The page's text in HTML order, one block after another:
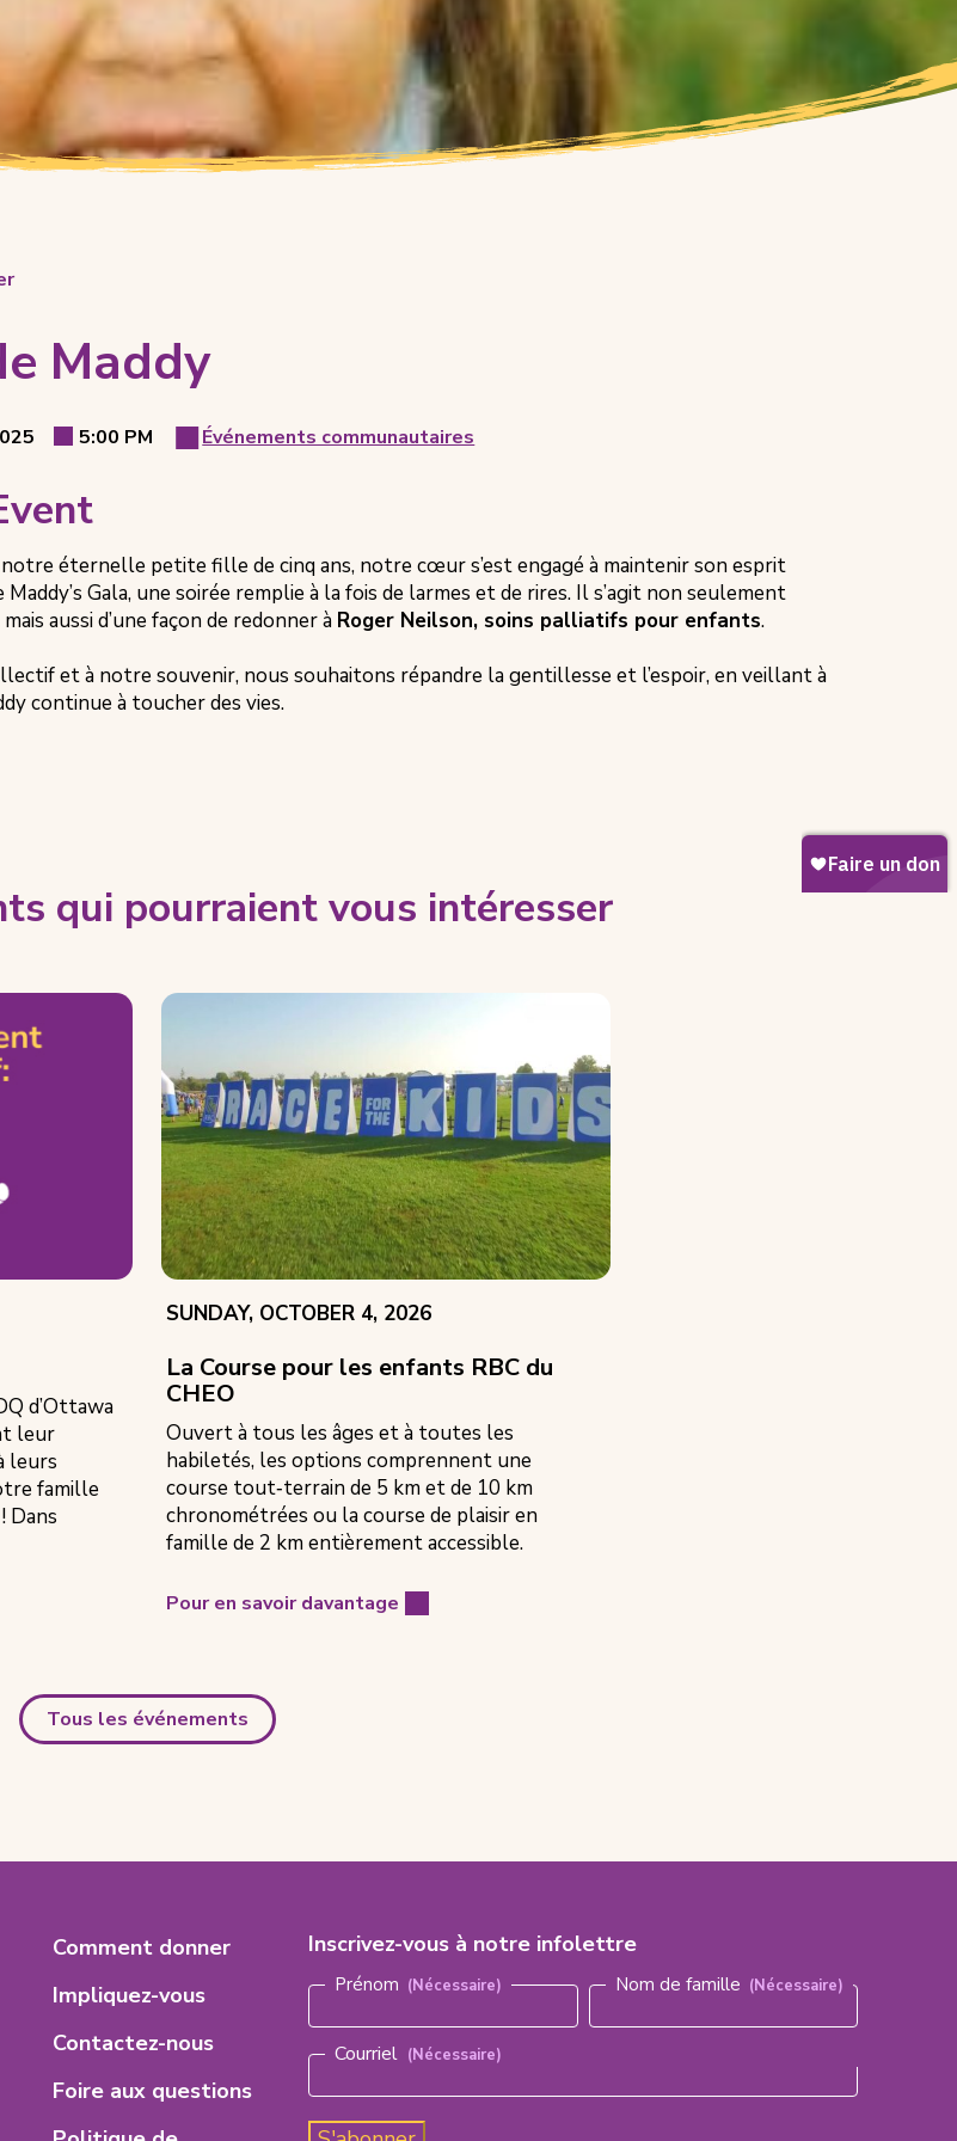
Maddy
Time
5:00 PM Événements communautaires
notre éternelle petite fille de cinq ans, notre cœur s’est engagé à maintenir son esprit
Gala, une soirée remplie à la fois de larmes et de rires. Il s’agit non seulement
aussi d’une façon de redonner à Roger Neilson, soins palliatifs pour enfants.
et à notre souvenir, nous souhaitons répandre la gentillesse et l’espoir, en veillant à
continue à toucher des vies.
qui pourraient vous intéresser
d’Ottawa
leur
leurs
famille
Dans
EVENT
SUNDAY, OCTOBER 4, 2026
La Course pour les enfants RBC du
CHEO
Ouvert à tous les âges et à toutes les
habiletés, les options comprennent une
course tout‑terrain de 5 km et de 10 km
chronométrées ou la course de plaisir en
famille de 2 km entièrement accessible.
Pour en savoir davantage
Tous les événements
Footer
Menu
Comment donner
Impliquez-vous
Contactez-nous
Foire aux questions
Inscrivez-vous à notre infolettre
Prénom Nom de famille
Courriel (Nécessaire)